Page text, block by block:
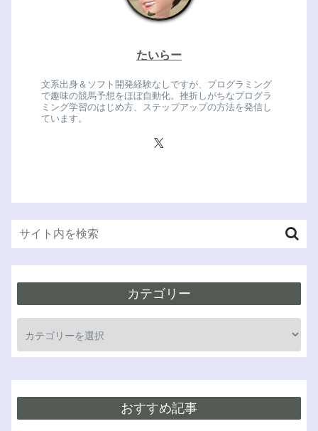
たいらー
文系出身＆ソフト開発経験なしですが、プログラミング
で趣味の競馬予想をほぼ自動化。挫折しがちなプログラ
ミング学習のはじめ方、ステップアップの方法を発信し
ています。
カテゴリー
おすすめ記事